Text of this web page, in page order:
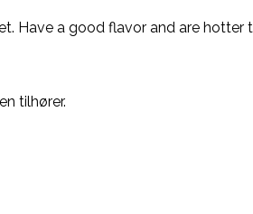
Have a good flavor and are hotter
tilhører.